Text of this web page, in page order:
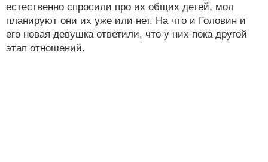
естественно спросили про их общих детей, мол
планируют они их уже или нет. На что и Головин и
его новая девушка ответили, что у них пока другой
этап отношений.